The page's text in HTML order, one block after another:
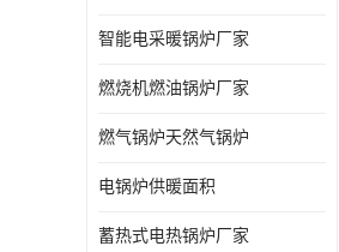
智能电采暖锅炉厂家
燃烧机燃油锅炉厂家
燃气锅炉天然气锅炉
电锅炉供暖面积
蓄热式电热锅炉厂家